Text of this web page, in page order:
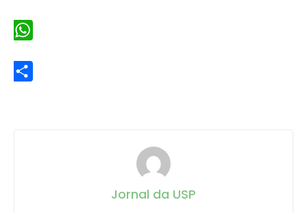
Jornal da USP